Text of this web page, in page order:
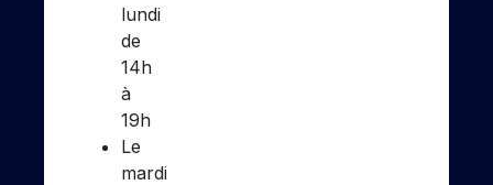
lundi
de
14h
à
19h
Le
mardi